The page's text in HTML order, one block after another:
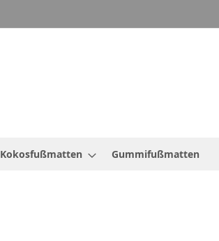
Kokosfußmatten Gummifußmatten